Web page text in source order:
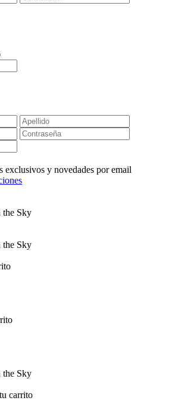
exclusivos y novedades por email
carrito